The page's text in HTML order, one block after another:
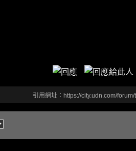
引用網址：https://city.udn.com/